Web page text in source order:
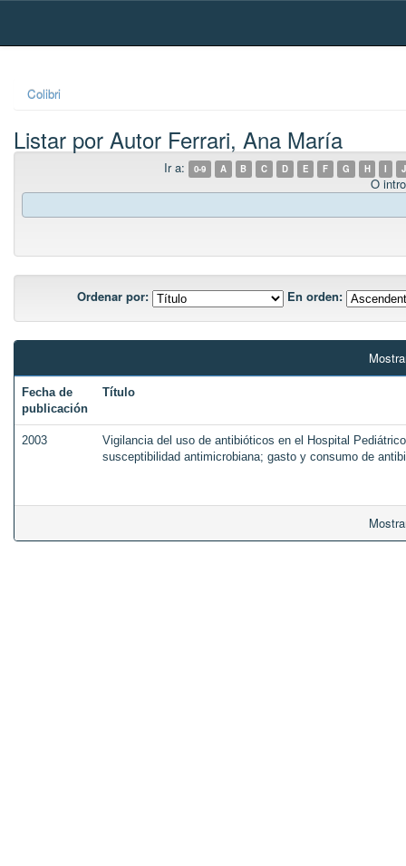
Skip
Colibri
Listar por Autor Ferrari, Ana María
Ir a: 0-9 A B C D E F G H I J
O
Ordenar por: En orden:
Fecha de
publicación
Título
2003
Vigilancia del uso de antibióticos en el Hospital
susceptibilidad antimicrobiana; gasto y consumo de